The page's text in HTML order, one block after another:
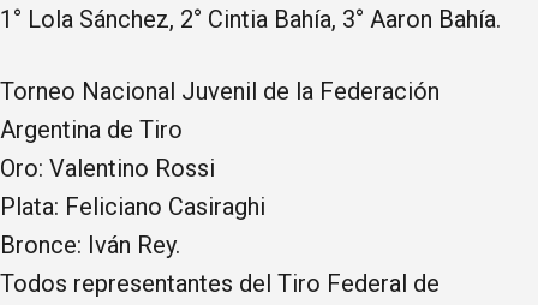
1° Lola Sánchez, 2° Cintia Bahía, 3° Aaron Bahía.
Torneo Nacional Juvenil de la Federación
Argentina de Tiro
Oro: Valentino Rossi
Plata: Feliciano Casiraghi
Bronce: Iván Rey.
Todos representantes del Tiro Federal de